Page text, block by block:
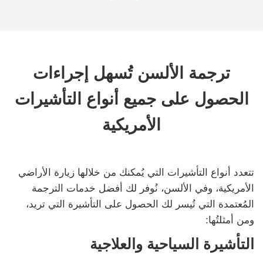
ترجمة الألسن تُسهل إجراءات
الحصول على جميع أنواع التأشيرات
الأمريكية
تتعدد أنواع التأشيرات التي يُمكنك من خلالها زيارة الأراضي
الأمريكية، وفي الألسن، نُوفر لك أفضل خدمات الترجمة
المُعتمدة التي تُيسر لك الحصول على التأشيرة التي تريد،
ومن أمثلتُها:
التأشيرة السياحية والعلاجية